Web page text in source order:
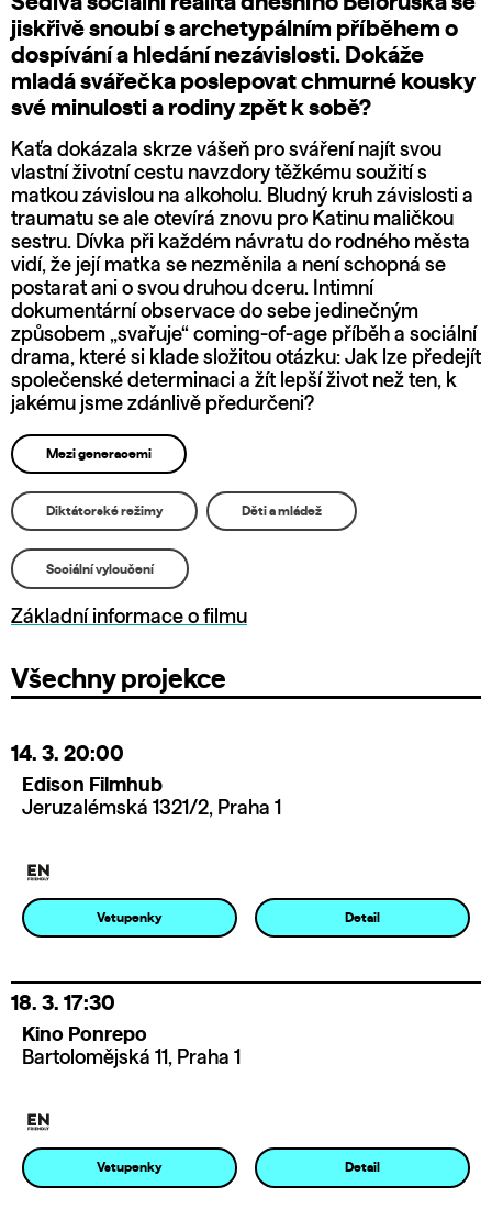
jiskřivě snoubí s archetypálním příběhem o
dospívání a hledání nezávislosti. Dokáže
mladá svářečka poslepovat chmurné kousky
své minulosti a rodiny zpět k sobě?
Kaťa dokázala skrze vášeň pro sváření najít svou
vlastní životní cestu navzdory těžkému soužití s
matkou závislou na alkoholu. Bludný kruh závislosti a
traumatu se ale otevírá znovu pro Katinu maličkou
sestru. Dívka při každém návratu do rodného města
vidí, že její matka se nezměnila a není schopná se
postarat ani o svou druhou dceru. Intimní
dokumentární observace do sebe jedinečným
způsobem „svařuje“ coming-of-age příběh a sociální
drama, které si klade složitou otázku: Jak lze předejít
společenské determinaci a žít lepší život než ten, k
jakému jsme zdánlivě předurčeni?
Mezi generacemi
Diktátorské režimy Děti a mládež
Sociální vyloučení
Základní informace o filmu
Všechny projekce
14. 3. 20:00
Edison Filmhub
Jeruzalémská 1321/2, Praha 1
Vstupenky Detail
18. 3. 17:30
Kino Ponrepo
Bartolomějská 11, Praha 1
Vstupenky Detail